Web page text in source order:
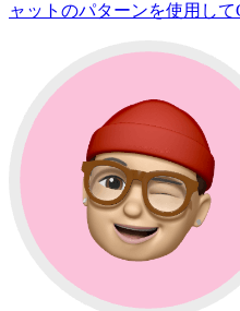
ャットのパターンを使用して